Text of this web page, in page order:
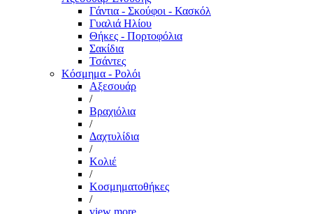
Γάντια - Σκούφοι - Κασκόλ
Γυαλιά Ηλίου
Θήκες - Πορτοφόλια
Σακίδια
Τσάντες
Κόσμημα - Ρολόι
Αξεσουάρ
/
Βραχιόλια
/
Δαχτυλίδια
/
Κολιέ
/
Κοσμηματοθήκες
/
view more